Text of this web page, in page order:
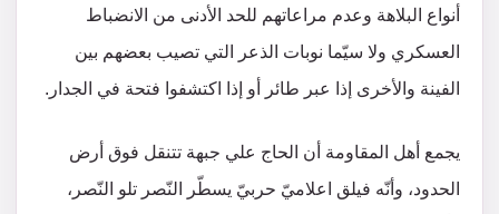
أنواع البلاهة وعدم مراعاتهم للحد الأدنى من الانضباط
العسكري ولا سيّما نوبات الذعر التي تصيب بعضهم بين
الفينة والأخرى إذا عبر طائر أو إذا اكتشفوا فتحة في الجدار.
يجمع أهل المقاومة أن الحاج علي جبهة تتنقل فوق أرض
الحدود، وأنّه فيلق اعلاميّ حربيّ يسطّر النّصر تلو النّصر،